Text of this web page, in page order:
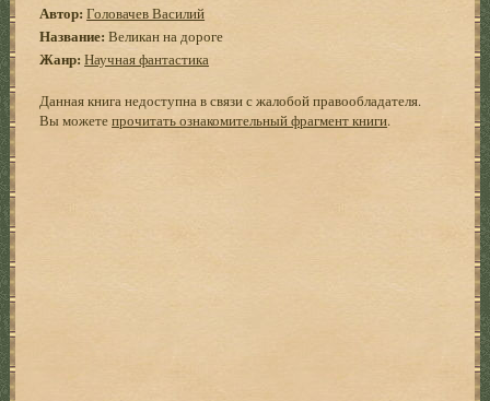
Автор: Головачев Василий
Название: Великан на дороге
Жанр: Научная фантастика
Данная книга недоступна в связи с жалобой правообладателя.
Вы можетепрочитать ознакомительный фрагмент книги.